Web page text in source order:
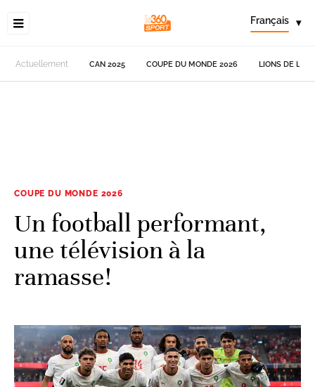
Français ▾
Actuellement CAN 2025 COUPE DU MONDE 2026 LIONS DE
COUPE DU MONDE 2026
Un football performant,
une télévision à la
ramasse!